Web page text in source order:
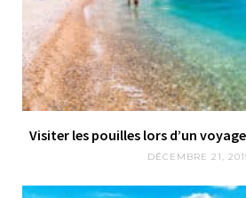
Visiter les pouilles lors d’un
DÉCEMBRE 21,